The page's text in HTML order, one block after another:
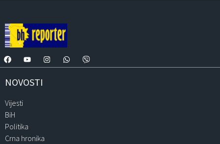
NOVOSTI
Vijesti
BiH
Politika
Crna hronika